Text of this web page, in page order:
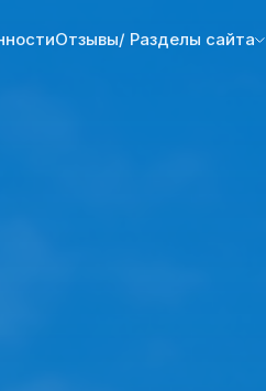
Отзывы/ Разделы сайта